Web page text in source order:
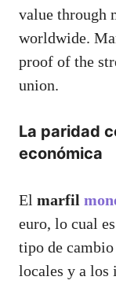
value through
worldwide.
proof of the
union.
La paridad
económica
El marfil
euro, lo cual
tipo de
locales y a los